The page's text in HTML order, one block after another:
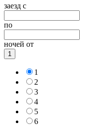
заезд с
по
ночей от
1
1
2
3
4
5
6